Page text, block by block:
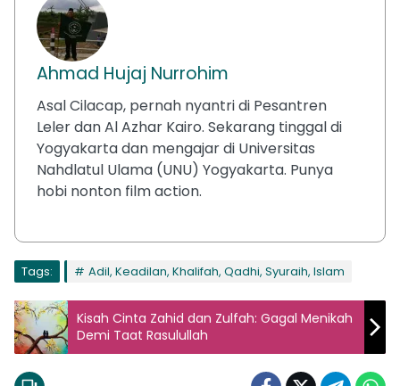
Ahmad Hujaj Nurrohim
Asal Cilacap, pernah nyantri di Pesantren
Leler dan Al Azhar Kairo. Sekarang tinggal di
Yogyakarta dan mengajar di Universitas
Nahdlatul Ulama (UNU) Yogyakarta. Punya
hobi nonton film action.
Tags: Adil, Keadilan, Khalifah, Qadhi, Syuraih, Islam
Kisah Cinta Zahid dan Zulfah: Gagal Menikah
Demi Taat Rasulullah